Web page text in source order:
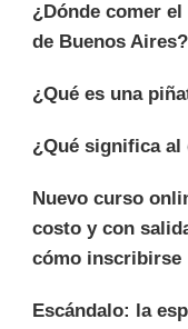
¿Dónde comer
de Buenos
¿Qué es una
¿Qué significa al
Nuevo curso
costo y con
cómo inscribirse
Escándalo: la